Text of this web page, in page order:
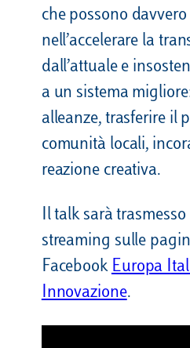
che possono
nell’accelerare la
dall’attuale e
a un sistema
alleanze, trasferire il
comunità locali,
reazione creativa.
Il talk sarà
streaming sulle
Facebook Europa
Innovazione.